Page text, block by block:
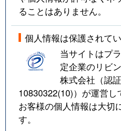
ることはありません。
個人情報は保護されて
当サイトはプ
定企業のリビ
株式会社（認
10830322(10)）が運営し
お客様の個人情報は大切
す。